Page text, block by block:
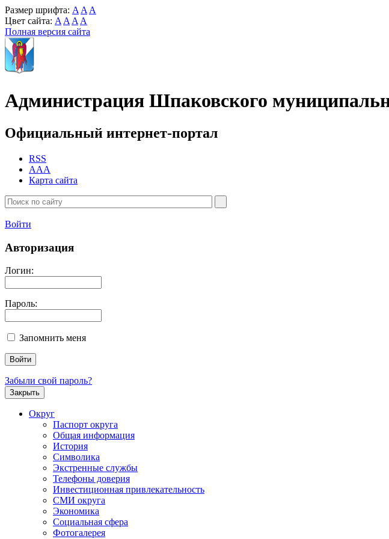
Размер шрифта: A A A
Цвет сайта: A A A A
Полная версия сайта
Администрация Шпаковского
Официальный интернет-портал
RSS
AAA
Карта сайта
Войти
Авторизация
Логин:
Пароль:
Запомнить меня
Забыли свой пароль?
Закрыть
Округ
Паспорт округа
Общая информация
История
Символика
Экстренные службы
Телефоны доверия
Инвестиционная привлекательность
СМИ округа
Экономика
Социальная сфера
Фотогалерея